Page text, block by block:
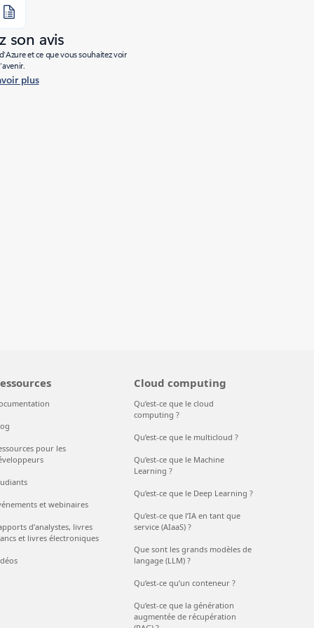
son avis
et ce que vous souhaitez voir
plus
pour les
et webinaires
d’analystes, livres
et livres électroniques
Cloud computing
Qu’est-ce que le cloud
computing ?
Qu’est-ce que le multicloud ?
Qu’est-ce que le Machine
Learning ?
Qu’est-ce que le Deep Learning ?
Qu’est-ce que l’IA en tant que
service (AIaaS) ?
Que sont les grands modèles de
langage (LLM) ?
Qu’est-ce qu’un conteneur ?
Qu’est-ce que la génération
augmentée de récupération